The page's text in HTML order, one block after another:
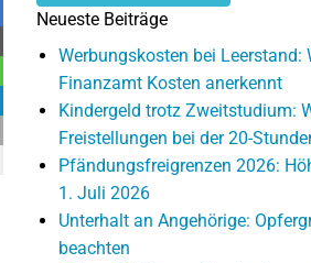
Neueste Beiträge
Werbungskosten bei Leerstand:
Finanzamt Kosten anerkennt
Kindergeld trotz Zweitstudium:
Freistellungen bei der 20-
Pfändungsfreigrenzen 2026:
1. Juli 2026
Unterhalt an Angehörige:
beachten